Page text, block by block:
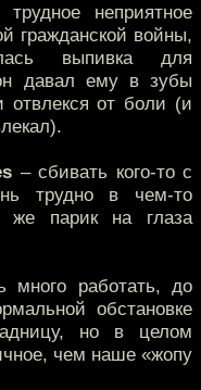
неприятное
гражданской войны,
выпивка для
давал ему в зубы
отвлекся от боли (и
– сбивать кого-то с
трудно в чем-то
же парик на глаза
работать, до
обстановке
но в целом
чем наше «жопу